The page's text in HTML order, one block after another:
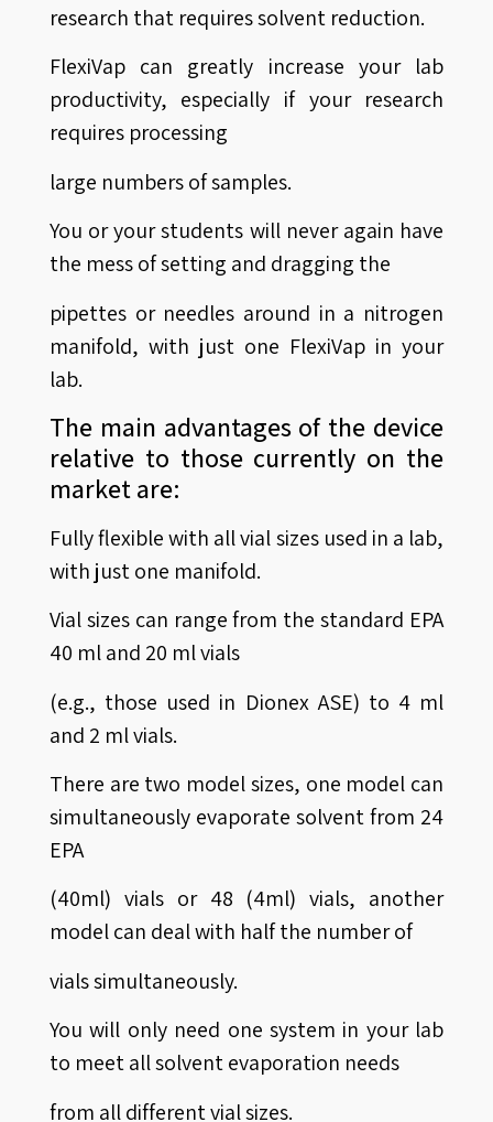
research that requires solvent reduction.
FlexiVap can greatly increase your lab
productivity, especially if your research
requires processing
large numbers of samples.
You or your students will never again have
the mess of setting and dragging the
pipettes or needles around in a nitrogen
manifold, with just one FlexiVap in your
lab.
The main advantages of the device
relative to those currently on the
market are:
Fully flexible with all vial sizes used in a lab,
with just one manifold.
Vial sizes can range from the standard EPA
40 ml and 20 ml vials
(e.g., those used in Dionex ASE) to 4 ml
and 2 ml vials.
There are two model sizes, one model can
simultaneously evaporate solvent from 24
EPA
(40ml) vials or 48 (4ml) vials, another
model can deal with half the number of
vials simultaneously.
You will only need one system in your lab
to meet all solvent evaporation needs
from all different vial sizes.